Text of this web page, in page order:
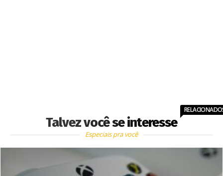
Talvez você se interesse
Especiais pra você